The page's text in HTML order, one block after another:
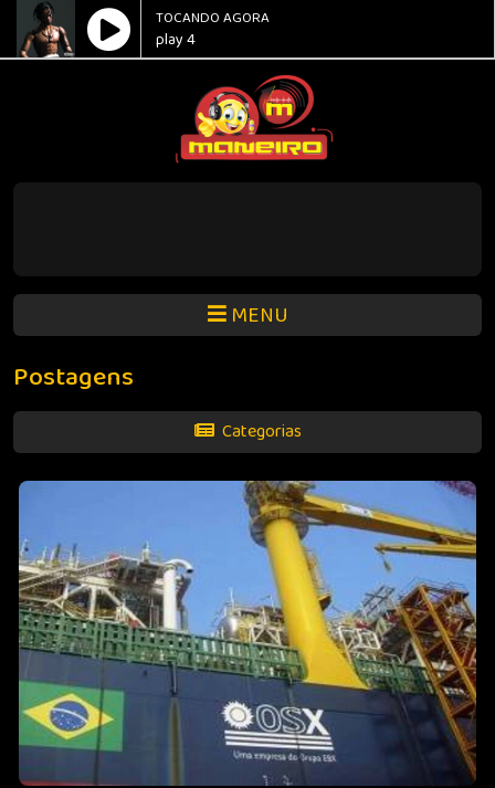
TOCANDO AGORA
play 4
MENU
Postagens
Categorias